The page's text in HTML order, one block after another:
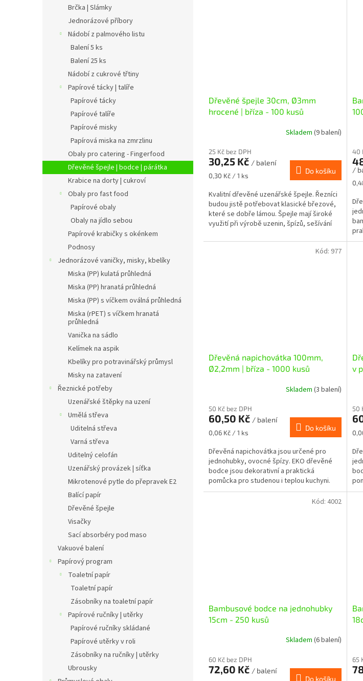
Brčka | Slámky
Jednorázové příbory
Nádobí z palmového listu
Balení 5 ks
Balení 25 ks
Nádobí z cukrové třtiny
Papírové tácky | talíře
Papírové tácky
Papírové talíře
Papírové misky
Papírová miska na zmrzlinu
Obaly pro catering - Fingerfood
Dřevěné špejle | bodce | párátka
Krabice na dorty | cukroví
Obaly pro fast food
Papírové obaly
Obaly na jídlo sebou
Papírové krabičky s okénkem
Podnosy
Jednorázové vaničky, misky, kbelíky
Miska (PP) kulatá průhledná
Miska (PP) hranatá průhledná
Miska (PP) s víčkem oválná průhledná
Miska (rPET) s víčkem hranatá
průhledná
Vanička na sádlo
Kelímek na aspik
Kbelíky pro potravinářský průmysl
Misky na zatavení
Řeznické potřeby
Uzenářské štěpky na uzení
Umělá střeva
Uditelná střeva
Varná střeva
Uditelný celofán
Uzenářský provázek | síťka
Mikrotenové pytle do přepravek E2
Balící papír
Dřevěné špejle
Visačky
Sací absorbéry pod maso
Vakuové balení
Papírový program
Toaletní papír
Toaletní papír
Zásobníky na toaletní papír
Papírové ručníky | utěrky
Papírové ručníky skládané
Papírové utěrky v roli
Zásobníky na ručníky | utěrky
Ubrousky
Dřevěné špejle 30cm, Ø3mm
hrocené | bříza - 100 kusů
Skladem (9 balení)
25 Kč bez DPH
30,25 Kč / balení
Měrná
0,30 Kč / 1 ks
Do košíku
Kvalitní dřevěné uzenářské špejle. Řezníci
budou jistě potřebovat klasické březové,
které se dobře lámou. Špejle mají široké
využití při výrobě uzenin, špízů, sešívání
40
/
Dřevěná napichovátka 100mm,
Ø2,2mm | bříza - 1000 kusů
Skladem (3 balení)
50 Kč bez DPH
60,50 Kč / balení
Měrná
0,06 Kč / 1 ks
Do košíku
Dřevěná napichovátka jsou určené pro
jednohubky, ovocné špízy. EKO dřevěné
bodce jsou dekorativní a praktická
pomůcka pro studenou i teplou kuchyni.
Kód: 977
v
50
Bambusové bodce na jednohubky
15cm - 250 kusů
Skladem (6 balení)
60 Kč bez DPH
72,60 Kč / balení
Do košíku
Kód: 4002
65